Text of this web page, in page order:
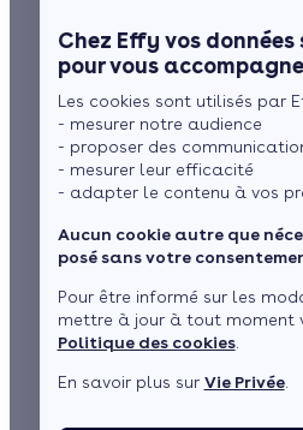
Chez Effy vos
pour vous
Les cookies sont utilisés par
- mesurer notre audience
- proposer des
- mesurer leur efficacité
- adapter le contenu à vos
Aucun cookie autre que
posé sans votre
Pour être informé sur les
mettre à jour à tout moment
Politique des cookies.
En savoir plus sur Vie Privée.
Ma Prime
Le chèque
La TVA réduite
L'éco-prêt à
Trouver mes
A rotation, à
projection,
en PVC ou
quelle
choisir ?
par L’équipe de
Sommaire